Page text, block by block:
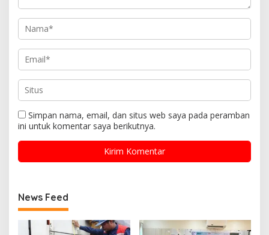
Simpan nama, email, dan situs web saya pada peramban
ini untuk komentar saya berikutnya.
News Feed